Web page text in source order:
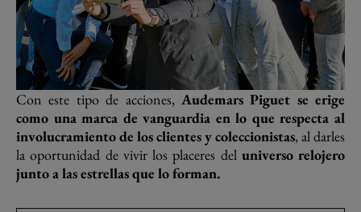
Con este tipo de acciones, Audemars Piguet se erige
como una marca de vanguardia en lo que respecta al
involucramiento de los clientes y coleccionistas, al darles
la oportunidad de vivir los placeres del universo relojero
junto a las estrellas que lo forman.